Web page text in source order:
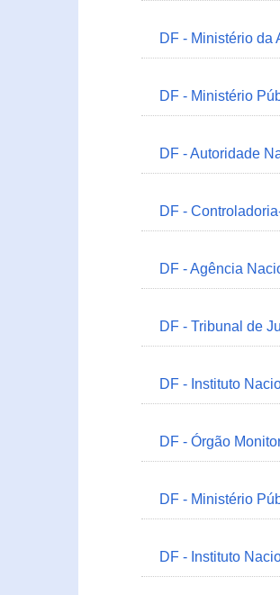
DF - Ministério da
DF - Ministério
DF - Autoridade
DF -
DF - Agência
DF - Tribunal de
DF - Instituto
DF - Órgão
DF - Ministério
DF - Instituto